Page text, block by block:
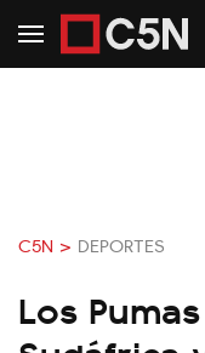
C5N > DEPORTES
Los